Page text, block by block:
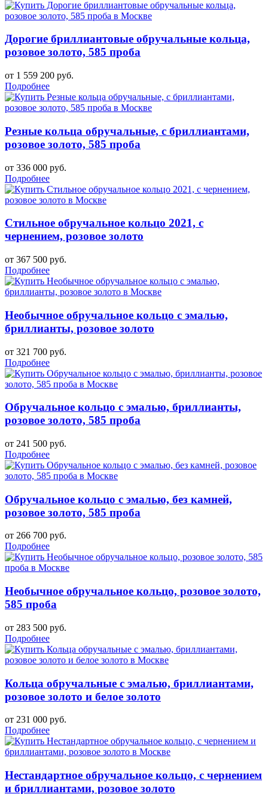
Дорогие бриллиантовые обручальные кольца,
розовое золото, 585 проба
от 1 559 200 руб.
Подробнее
Резные кольца обручальные, с бриллиантами,
розовое золото, 585 проба
от 336 000 руб.
Подробнее
Стильное обручальное кольцо 2021, с
чернением, розовое золото
от 367 500 руб.
Подробнее
Необычное обручальное кольцо с эмалью,
бриллианты, розовое золото
от 321 700 руб.
Подробнее
Обручальное кольцо с эмалью, бриллианты,
розовое золото, 585 проба
от 241 500 руб.
Подробнее
Обручальное кольцо с эмалью, без камней,
розовое золото, 585 проба
от 266 700 руб.
Подробнее
Необычное обручальное кольцо, розовое золото,
585 проба
от 283 500 руб.
Подробнее
Кольца обручальные с эмалью, бриллиантами,
розовое золото и белое золото
от 231 000 руб.
Подробнее
Нестандартное обручальное кольцо, с чернением
и бриллиантами, розовое золото